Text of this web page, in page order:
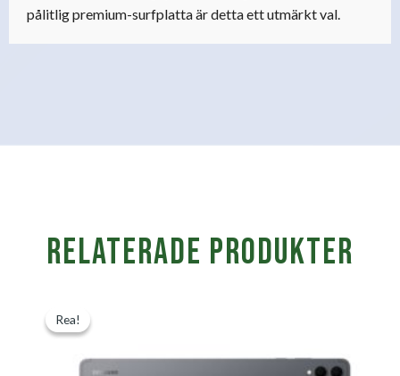
pålitlig premium-surfplatta är detta ett utmärkt val.
Relaterade produkter
Rea!
Rea!